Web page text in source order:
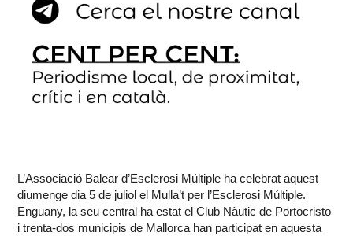
L’Associació Balear d’Esclerosi Múltiple ha celebrat aquest
diumenge dia 5 de juliol el Mulla’t per l’Esclerosi Múltiple.
Enguany, la seu central ha estat el Club Nàutic de Portocristo
i trenta-dos municipis de Mallorca han participat en aquesta